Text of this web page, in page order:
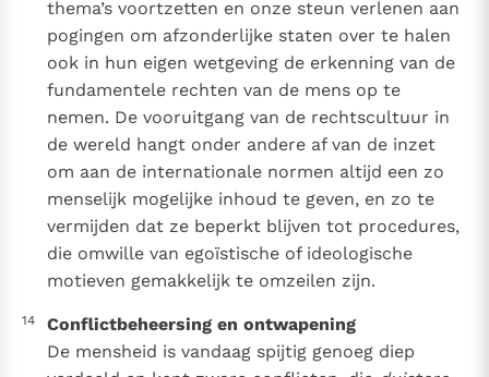
thema’s voortzetten en onze steun verlenen aan
pogingen om afzonderlijke staten over te halen
ook in hun eigen wetgeving de erkenning van de
fundamentele rechten van de mens op te
nemen. De vooruitgang van de rechtscultuur in
de wereld hangt onder andere af van de inzet
om aan de internationale normen altijd een zo
menselijk mogelijke inhoud te geven, en zo te
vermijden dat ze beperkt blijven tot procedures,
die omwille van egoïstische of ideologische
motieven gemakkelijk te omzeilen zijn.
14
Conflictbeheersing en ontwapening
De mensheid is vandaag spijtig genoeg diep